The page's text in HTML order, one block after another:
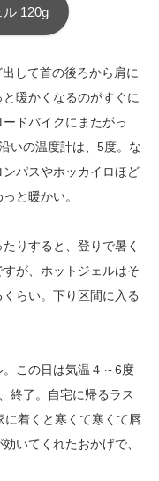
120g
して首の後ろから肩に
暖かくなるのがすぐに
ドバイクにまたがっ
いの温度計は、5度。な
パスやホッカイロほど
と暖かい。
りすると、登りで暑く
が、ホットジェルはそ
らい。下り区間に入る
この日は気温４～6度
終了。自宅に帰るラス
に着くと寒くて寒くて唇
いてくれたおかげで、